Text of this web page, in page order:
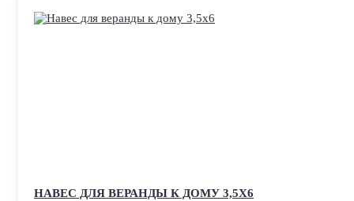
НАВЕС ДЛЯ ВЕРАНДЫ К ДОМУ 3,5Х6